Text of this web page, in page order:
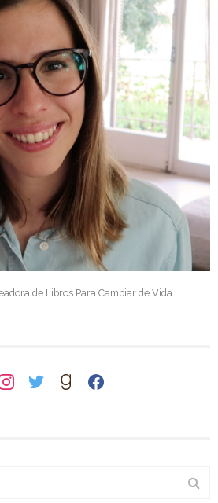
de Libros Para Cambiar de Vida.
twittergoodreadsfacebook